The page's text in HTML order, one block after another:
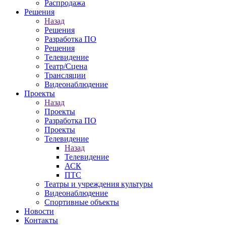
Распродажа
Решения
Назад
Решения
Разработка ПО
Решения
Телевидение
Театр/Сцена
Трансляции
Видеонаблюдение
Проекты
Назад
Проекты
Разработка ПО
Проекты
Телевидение
Назад
Телевидение
АСК
ПТС
Театры и учреждения культуры
Видеонаблюдение
Спортивные объекты
Новости
Контакты